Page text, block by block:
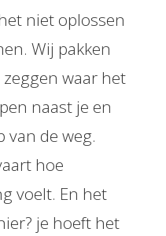
niet oplossen
Wij pakken
waar het
naast je en
van de weg.
hoe
voelt. En het
je hoeft het